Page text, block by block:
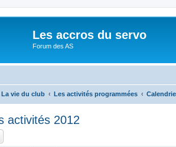
Les accros du servo
Forum des AS
La vie du club Les activités programmées
activités 2012